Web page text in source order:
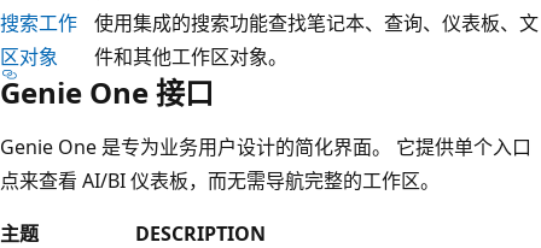
搜索工作
区对象
使用集成的搜索功能查找笔记本、查询、仪表板、文
件和其他工作区对象。
Genie One 接口
Genie One 是专为业务用户设计的简化界面。 它提供单个入口
点来查看 AI/BI 仪表板，而无需导航完整的工作区。
主题
DESCRIPTION